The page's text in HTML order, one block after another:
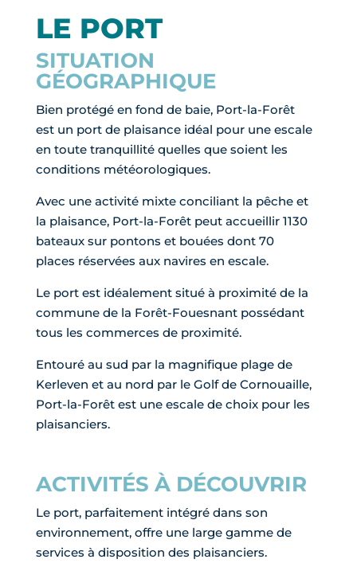
LE PORT
SITUATION
GÉOGRAPHIQUE
Bien protégé en fond de baie, Port-la-Forêt
est un port de plaisance idéal pour une escale
en toute tranquillité quelles que soient les
conditions météorologiques.
Avec une activité mixte conciliant la pêche et
la plaisance, Port-la-Forêt peut accueillir 1130
bateaux sur pontons et bouées dont 70
places réservées aux navires en escale.
Le port est idéalement situé à proximité de la
commune de la Forêt-Fouesnant possédant
tous les commerces de proximité.
Entouré au sud par la magnifique plage de
Kerleven et au nord par le Golf de Cornouaille,
Port-la-Forêt est une escale de choix pour les
plaisanciers.
ACTIVITÉS À DÉCOUVRIR
Le port, parfaitement intégré dans son
environnement, offre une large gamme de
services à disposition des plaisanciers.